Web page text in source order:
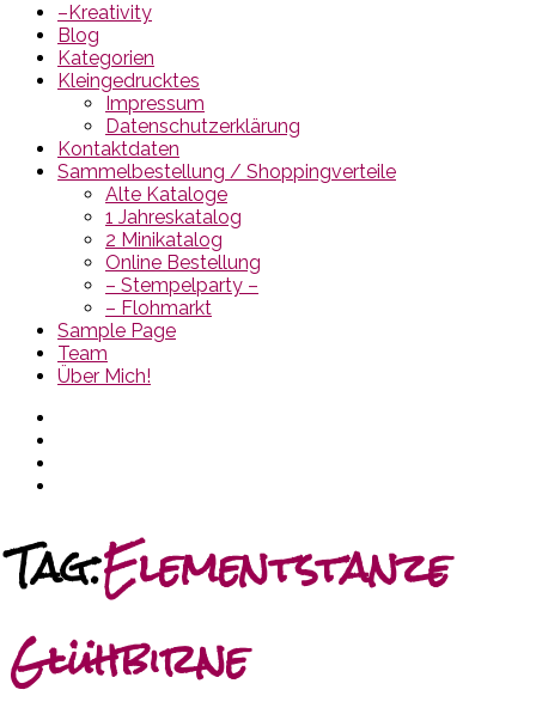
–Kreativity
Blog
Kategorien
Kleingedrucktes
Impressum
Datenschutzerklärung
Kontaktdaten
Sammelbestellung / Shoppingverteile
Alte Kataloge
1 Jahreskatalog
2 Minikatalog
Online Bestellung
– Stempelparty –
– Flohmarkt
Sample Page
Team
Über Mich!
Tag:Elementstanze
Glühbirne